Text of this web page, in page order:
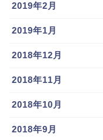
2019年2月
2019年1月
2018年12月
2018年11月
2018年10月
2018年9月